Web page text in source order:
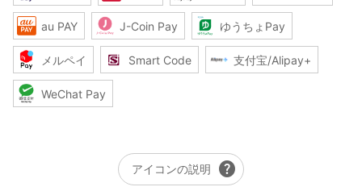
au PAY J-Coin Pay ゆうちょPay
メルペイ Smart Code 支付宝/Alipay+
WeChat Pay
アイコンの説明 help